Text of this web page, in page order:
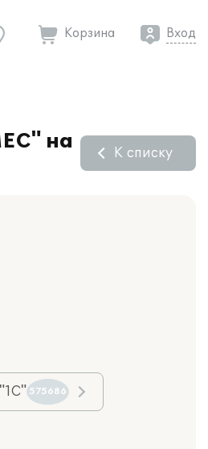
Корзина Вход
на
К списку
575686